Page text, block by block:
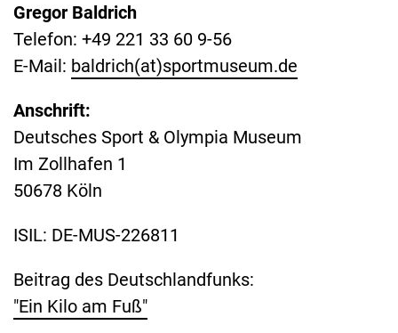
Gregor Baldrich
Telefon: +49 221 33 60 9-56
E-Mail: baldrich(at)sportmuseum.de
Anschrift:
Deutsches Sport & Olympia Museum
Im Zollhafen 1
50678 Köln
ISIL: DE-MUS-226811
Beitrag des Deutschlandfunks:
"Ein Kilo am Fuß"